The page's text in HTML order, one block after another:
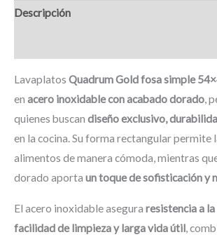
Descripción
Lavaplatos Quadrum Gold fosa simple
en acero inoxidable con acabado dorado,
quienes buscan diseño exclusivo,
en la cocina. Su forma rectangular permite
alimentos de manera cómoda, mientras
dorado aporta un toque de sofisticación y
El acero inoxidable asegura resistencia a
facilidad de limpieza y larga vida útil ,